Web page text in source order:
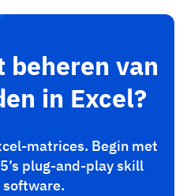
beheren van
in Excel?
matrices. Begin met
plug-and-play skill